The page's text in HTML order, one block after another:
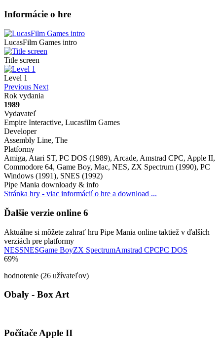
Informácie o hre
LucasFilm Games intro
Title screen
Level 1
Previous Next
Rok vydania
1989
Vydavateľ
Empire Interactive, Lucasfilm Games
Developer
Assembly Line, The
Platformy
Amiga, Atari ST, PC DOS (1989), Arcade, Amstrad CPC, Apple II,
Commodore 64, Game Boy, Mac, NES, ZX Spectrum (1990), PC
Windows (1991), SNES (1992)
Pipe Mania downloady & info
Stránka hry - viac informácií o hre a download ...
Ďalšie verzie online 6
Aktuálne si môžete zahrať hru Pipe Mania online taktiež v ďalších
verziách pre platformy
NESSNESGame BoyZX SpectrumAmstrad CPCPC DOS
69%
hodnotenie (26 užívateľov)
Obaly - Box Art
Počítače Apple II